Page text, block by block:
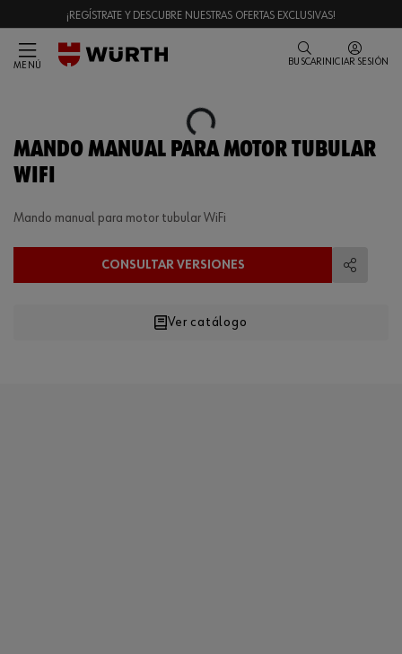
¡REGÍSTRATE Y DESCUBRE NUESTRAS OFERTAS EXCLUSIVAS!
MENÚ BUSCAR INICIAR SESIÓN
Loading...
MANDO MANUAL PARA MOTOR TUBULAR
WIFI
Mando manual para motor tubular WiFi
CONSULTAR VERSIONES
Ver catálogo